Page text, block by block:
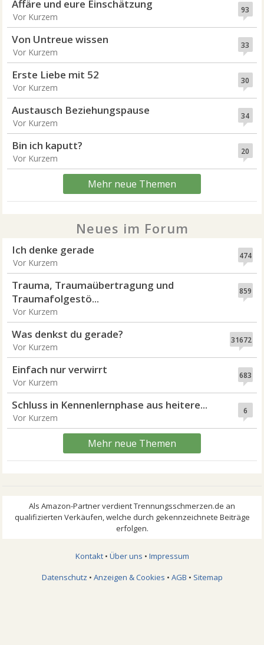
93
Affäre und eure Einschätzung
Vor Kurzem
33
Von Untreue wissen
Vor Kurzem
30
Erste Liebe mit 52
Vor Kurzem
34
Austausch Beziehungspause
Vor Kurzem
20
Bin ich kaputt?
Vor Kurzem
Mehr neue Themen
Neues im Forum
474
Ich denke gerade
Vor Kurzem
859
Trauma, Traumaübertragung und
Traumafolgestö...
Vor Kurzem
31672
Was denkst du gerade?
Vor Kurzem
683
Einfach nur verwirrt
Vor Kurzem
6
Schluss in Kennenlernphase aus heitere...
Vor Kurzem
Mehr neue Themen
Kontakt• Über uns • Impressum
Datenschutz • Anzeigen & Cookies • AGB • Sitemap